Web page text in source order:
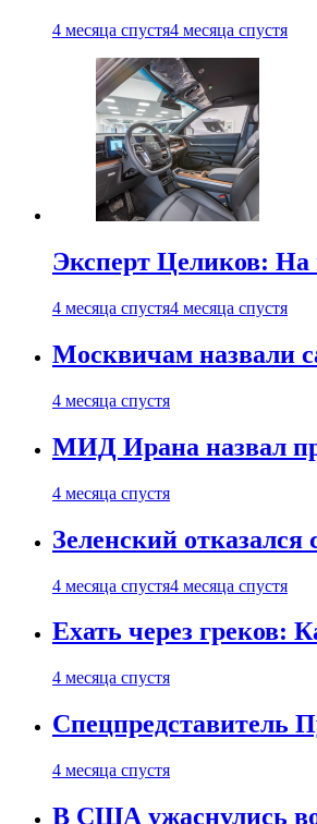
4 месяца спустя4 месяца спустя
Эксперт Целиков: На
4 месяца спустя4 месяца спустя
Москвичам назвали
4 месяца спустя
МИД Ирана назвал
4 месяца спустя
Зеленский
4 месяца спустя4 месяца спустя
Ехать через греков:
4 месяца спустя
Спецпредставитель
4 месяца спустя
В США ужаснулись